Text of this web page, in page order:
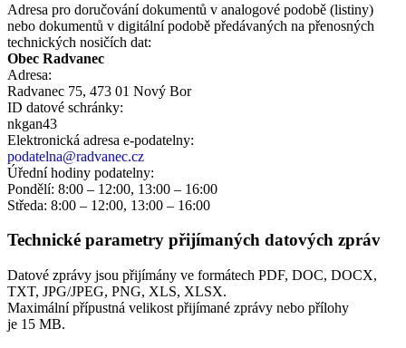
Adresa pro doručování dokumentů v analogové podobě (listiny)
nebo dokumentů v digitální podobě předávaných na přenosných
technických nosičích dat:
Obec Radvanec
Adresa:
Radvanec 75, 473 01 Nový Bor
ID datové schránky:
nkgan43
Elektronická adresa e‑podatelny:
podatelna@radvanec.cz
Úřední hodiny podatelny:
Pondělí: 8:00 – 12:00, 13:00 – 16:00
Středa: 8:00 – 12:00, 13:00 – 16:00
Technické parametry přijímaných datových zpráv
Datové zprávy jsou přijímány ve formátech PDF, DOC, DOCX,
TXT, JPG/JPEG, PNG, XLS, XLSX.
Maximální přípustná velikost přijímané zprávy nebo přílohy
je 15 MB.